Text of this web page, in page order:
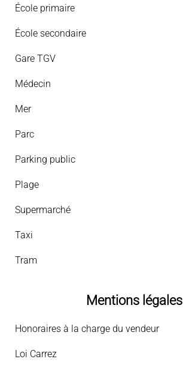
École primaire
École secondaire
Gare TGV
Médecin
Mer
Parc
Parking public
Plage
Supermarché
Taxi
Tram
Mentions légales
Honoraires à la charge du vendeur
Loi Carrez